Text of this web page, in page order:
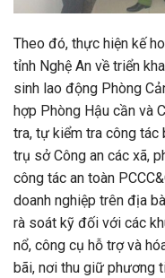
Theo đó, thực hiện kế
tỉnh Nghệ An về triển
sinh lao động Phòng
hợp Phòng Hậu cần và
tra, tự kiểm tra công tác
trụ sở Công an các xã,
công tác an toàn
doanh nghiệp trên địa
rà soát kỹ đối với các
nổ, công cụ hỗ trợ và
bãi, nơi thu giữ phương